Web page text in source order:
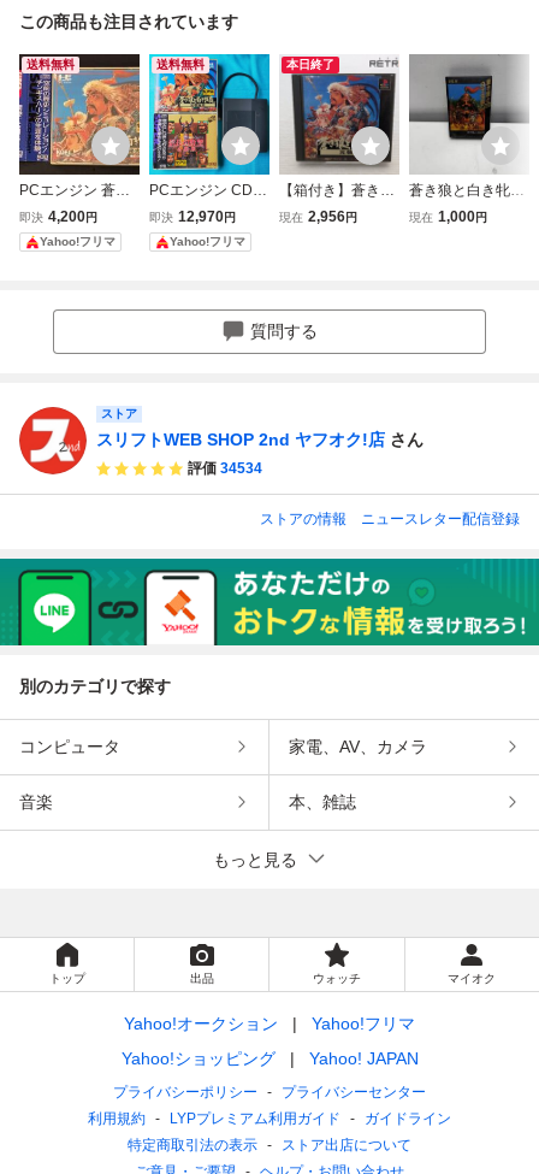
この商品も注目されています
送料無料
PCエンジン 蒼き
狼と白き牝鹿
即決 4,200円
Yahoo!フリマ
送料無料
PCエンジン CD-R
OM2『蒼き狼と白
き牝鹿 元朝秘史』
『信長の野望 全国
即決 12,970円
Yahoo!フリマ
本日終了
【箱付き】蒼き狼
と白き牝鹿・元朝
現在 2,956円
蒼き狼と白き牝鹿
ジンギスカン 光栄
現在 1,000円
質問する
ストア
スリフトWEB SHOP 2nd ヤフオク!店 さん
評価 34534
ストアの情報 ニュースレター配信登録
別のカテゴリで探す
コンピュータ 家電、AV、カメラ
音楽 本、雑誌
もっと見る
トップ 出品 ウォッチ マイオク
Yahoo!オークション
Yahoo!フリマ
Yahoo!ショッピング
Yahoo! JAPAN
プライバシーポリシー
プライバシーセンター
利用規約
LYPプレミアム利用ガイド
ガイドライン
特定商取引法の表示
ストア出店について